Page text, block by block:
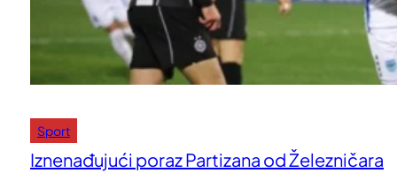
Sport
Iznenađujući poraz Partizana od Železničara